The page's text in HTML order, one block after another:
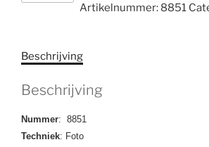
Artikelnummer: 8851
Beschrijving
Beschrijving
Nummer: 8851
Techniek: Foto